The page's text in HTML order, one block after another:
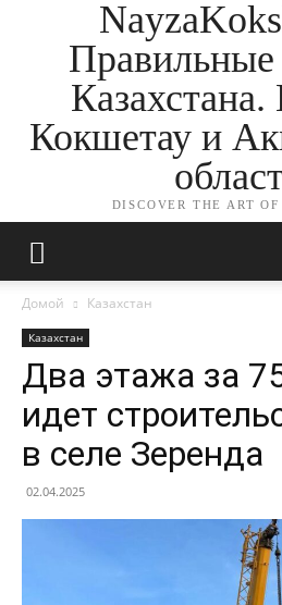
Правильные
Кокшетау и
DISCOVER THE ART
Домой Казахстан
Казахстан
Два этажа за
идет
в селе Зеренда
02.04.2025